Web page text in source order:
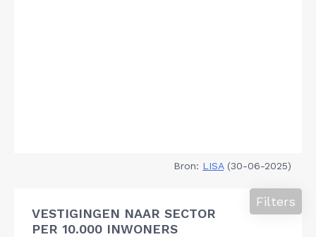
Bron: LISA(30-06-2025)
VESTIGINGEN NAAR SECTOR
PER 10.000 INWONERS
Filters